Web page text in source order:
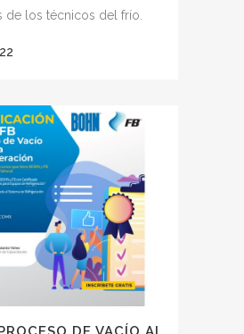
de los técnicos del frío.